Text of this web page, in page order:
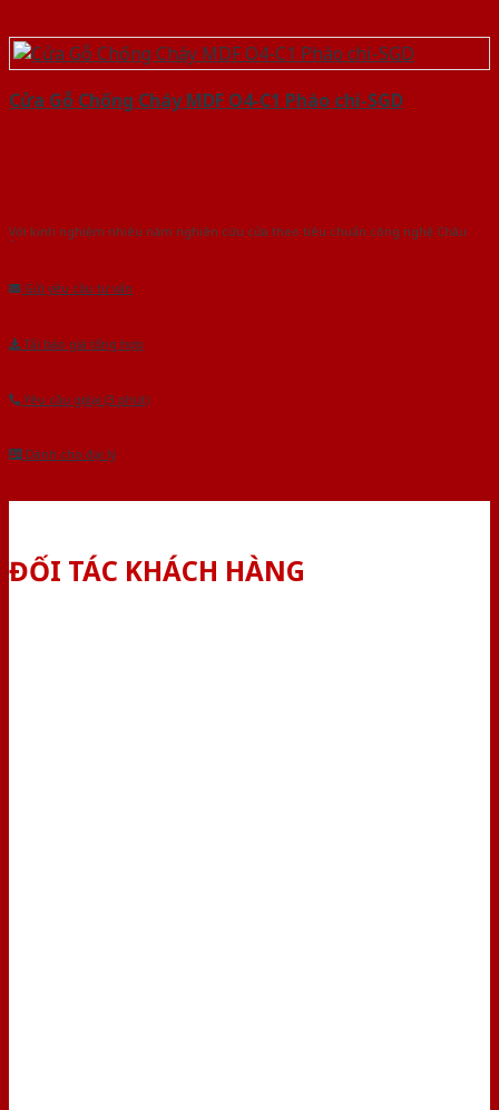
Cửa Gỗ Chống Cháy MDF O4-C1 Phào chi-SGD
Với kinh nghiệm nhiêu năm nghiên cứu cửa theo tiêu chuẩn công nghệ Châu
Gửi yêu cầu tư vấn
Tải báo giá tổng hợp
Yêu cầu gọi lại (3 phút)
Dành cho đại lý
ĐỐI TÁC KHÁCH HÀNG